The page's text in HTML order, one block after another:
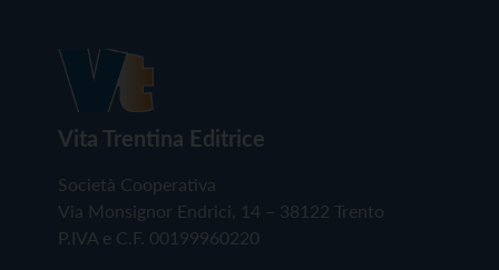
Vita Trentina Editrice
Società Cooperativa
Via Monsignor Endrici, 14 – 38122 Trento
P.IVA e C.F. 00199960220